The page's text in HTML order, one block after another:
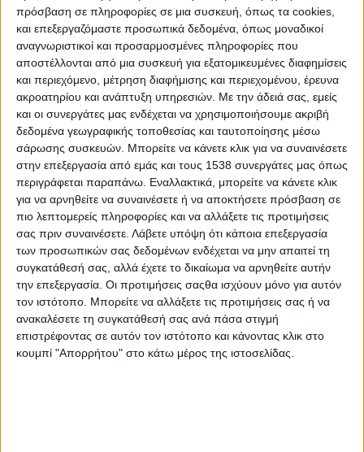
πρόσβαση σε πληροφορίες σε μια συσκευή, όπως τα cookies,
και επεξεργαζόμαστε προσωπικά δεδομένα, όπως μοναδικοί
αναγνωριστικοί και προσαρμοσμένες πληροφορίες που
αποστέλλονται από μια συσκευή για εξατομικευμένες διαφημίσεις
και περιεχόμενο, μέτρηση διαφήμισης και περιεχομένου, έρευνα
ακροατηρίου και ανάπτυξη υπηρεσιών. Με την άδειά σας, εμείς
και οι συνεργάτες μας ενδέχεται να χρησιμοποιήσουμε ακριβή
δεδομένα γεωγραφικής τοποθεσίας και ταυτοποίησης μέσω
σάρωσης συσκευών. Μπορείτε να κάνετε κλικ για να συναινέσετε
στην επεξεργασία από εμάς και τους 1538 συνεργάτες μας όπως
περιγράφεται παραπάνω. Εναλλακτικά, μπορείτε να κάνετε κλικ
για να αρνηθείτε να συναινέσετε ή να αποκτήσετε πρόσβαση σε
πιο λεπτομερείς πληροφορίες και να αλλάξετε τις προτιμήσεις
σας πριν συναινέσετε. Λάβετε υπόψη ότι κάποια επεξεργασία
των προσωπικών σας δεδομένων ενδέχεται να μην απαιτεί τη
συγκατάθεσή σας, αλλά έχετε το δικαίωμα να αρνηθείτε αυτήν
την επεξεργασία. Οι προτιμήσεις σαςθα ισχύουν μόνο για αυτόν
τον ιστότοπο. Μπορείτε να αλλάξετε τις προτιμήσεις σας ή να
ανακαλέσετε τη συγκατάθεσή σας ανά πάσα στιγμή
επιστρέφοντας σε αυτόν τον ιστότοπο και κάνοντας κλικ στο
κουμπί "Απορρήτου" στο κάτω μέρος της ιστοσελίδας.
κριτική (πιο ήπια) του πρώην πρωθυπουργού Κ.
Καραμανλή ο κ. Μητσοτάκης δεν κατέφυγε στο
μέτρο της διαγραφής, αρκούμενος στο «Ουδέν
Σχόλιον» δια του κυβερνητικού εκπροσώπου.
Εξάλλου διαγράφεται ένας Καραμανλής-σημαία της
Ν.Δ;
Σίγουρα ο Πρωθυπουργός θα βιώνει οδυνηρά την
«Πολιτική Μοναξιά» του με τις τελευταίες
κριτικές –διαφοροποιήσεις των δύο πρώην
πρωθυπουργών που ίσως δεν θα ήθελαν και μία
τρίτη συνεχή πρωθυπουργία του κ. Μητσοτάκη,
κάτι που κανείς άλλος πολιτικός δεν πέτυχε μέχρι
τώρα. Ωστόσο «γελάει καλύτερα όποιος γελάει
τελευταίος».
Το κόμμα της αξιωματικής αντιπολίτευσης
(ΣΥΡΙΖΑ) αναλίσκεται σε εσωκομματικές έριδες